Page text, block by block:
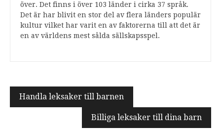
över. Det finns i över 103 länder i cirka 37 språk.
Det är har blivit en stor del av flera länders populär
kultur vilket har varit en av faktorerna till att det är
en av världens mest sålda sällskapsspel.
Inläggsnavigering
Handla leksaker till barnen
Billiga leksaker till dina barn